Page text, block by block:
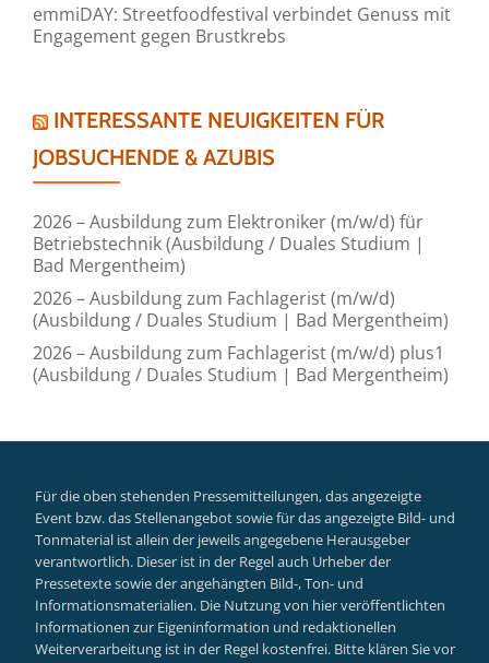
emmiDAY: Streetfoodfestival verbindet Genuss mit
Engagement gegen Brustkrebs
INTERESSANTE NEUIGKEITEN FÜR
JOBSUCHENDE & AZUBIS
2026 – Ausbildung zum Elektroniker (m/w/d) für
Betriebstechnik (Ausbildung / Duales Studium |
Bad Mergentheim)
2026 – Ausbildung zum Fachlagerist (m/w/d)
(Ausbildung / Duales Studium | Bad Mergentheim)
2026 – Ausbildung zum Fachlagerist (m/w/d) plus1
(Ausbildung / Duales Studium | Bad Mergentheim)
Für die oben stehenden Pressemitteilungen, das angezeigte
Event bzw. das Stellenangebot sowie für das angezeigte Bild- und
Tonmaterial ist allein der jeweils angegebene Herausgeber
verantwortlich. Dieser ist in der Regel auch Urheber der
Pressetexte sowie der angehängten Bild-, Ton- und
Informationsmaterialien. Die Nutzung von hier veröffentlichten
Informationen zur Eigeninformation und redaktionellen
Weiterverarbeitung ist in der Regel kostenfrei. Bitte klären Sie vor